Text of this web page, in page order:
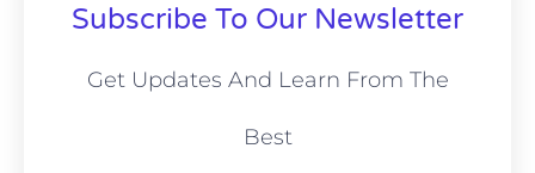
Subscribe To Our Newsletter
Get Updates And Learn From The
Best